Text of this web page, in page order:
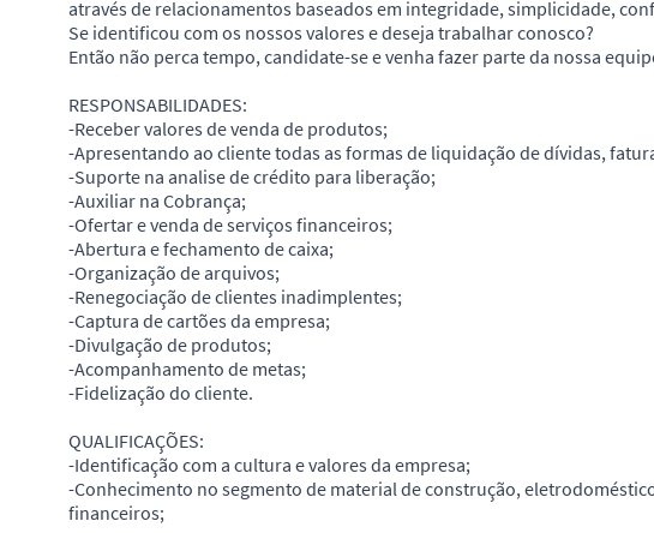
através de relacionamentos baseados em integridade, simplicidade,
Se identificou com os nossos valores e deseja trabalhar conosco?
Então não perca tempo, candidate-se e venha fazer parte da nossa
RESPONSABILIDADES:
-Receber valores de venda de produtos;
-Apresentando ao cliente todas as formas de liquidação de dívidas,
-Suporte na analise de crédito para liberação;
-Auxiliar na Cobrança;
-Ofertar e venda de serviços financeiros;
-Abertura e fechamento de caixa;
-Organização de arquivos;
-Renegociação de clientes inadimplentes;
-Captura de cartões da empresa;
-Divulgação de produtos;
-Acompanhamento de metas;
-Fidelização do cliente.
QUALIFICAÇÕES:
-Identificação com a cultura e valores da empresa;
-Conhecimento no segmento de material de construção,
financeiros;